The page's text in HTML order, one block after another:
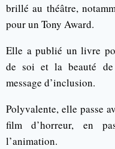
brillé au théâtre,
pour un Tony Award.
Elle a publié un livre
de soi et la beauté
message d’inclusion.
Polyvalente, elle passe
film d’horreur, en
l’animation.